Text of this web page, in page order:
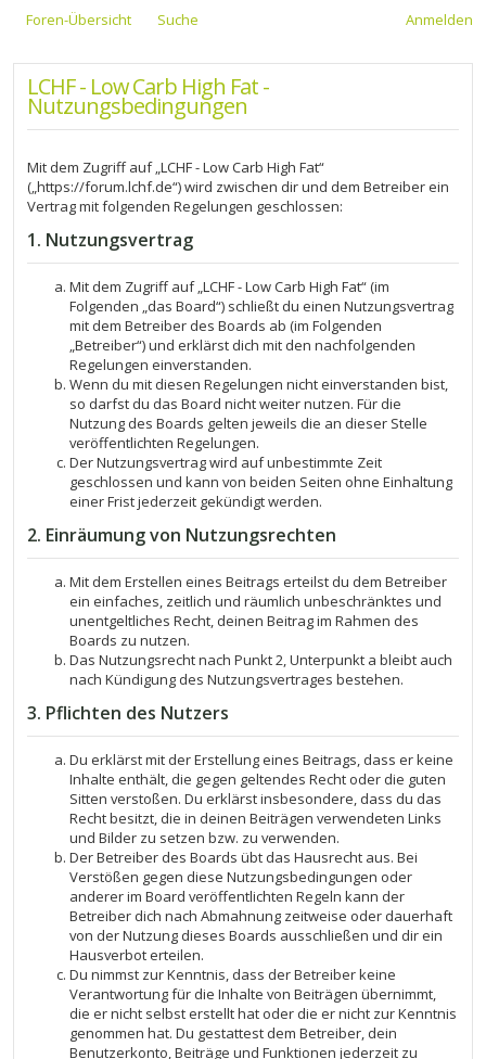
Foren-Übersicht Suche Anmelden
LCHF - Low Carb High Fat -
Nutzungsbedingungen
Mit dem Zugriff auf „LCHF - Low Carb High Fat“
(„https://forum.lchf.de“) wird zwischen dir und dem Betreiber ein
Vertrag mit folgenden Regelungen geschlossen:
1. Nutzungsvertrag
Mit dem Zugriff auf „LCHF - Low Carb High Fat“ (im
Folgenden „das Board“) schließt du einen Nutzungsvertrag
mit dem Betreiber des Boards ab (im Folgenden
„Betreiber“) und erklärst dich mit den nachfolgenden
Regelungen einverstanden.
Wenn du mit diesen Regelungen nicht einverstanden bist,
so darfst du das Board nicht weiter nutzen. Für die
Nutzung des Boards gelten jeweils die an dieser Stelle
veröffentlichten Regelungen.
Der Nutzungsvertrag wird auf unbestimmte Zeit
geschlossen und kann von beiden Seiten ohne Einhaltung
einer Frist jederzeit gekündigt werden.
2. Einräumung von Nutzungsrechten
Mit dem Erstellen eines Beitrags erteilst du dem Betreiber
ein einfaches, zeitlich und räumlich unbeschränktes und
unentgeltliches Recht, deinen Beitrag im Rahmen des
Boards zu nutzen.
Das Nutzungsrecht nach Punkt 2, Unterpunkt a bleibt auch
nach Kündigung des Nutzungsvertrages bestehen.
3. Pflichten des Nutzers
Du erklärst mit der Erstellung eines Beitrags, dass er keine
Inhalte enthält, die gegen geltendes Recht oder die guten
Sitten verstoßen. Du erklärst insbesondere, dass du das
Recht besitzt, die in deinen Beiträgen verwendeten Links
und Bilder zu setzen bzw. zu verwenden.
Der Betreiber des Boards übt das Hausrecht aus. Bei
Verstößen gegen diese Nutzungsbedingungen oder
anderer im Board veröffentlichten Regeln kann der
Betreiber dich nach Abmahnung zeitweise oder dauerhaft
von der Nutzung dieses Boards ausschließen und dir ein
Hausverbot erteilen.
Du nimmst zur Kenntnis, dass der Betreiber keine
Verantwortung für die Inhalte von Beiträgen übernimmt,
die er nicht selbst erstellt hat oder die er nicht zur Kenntnis
genommen hat. Du gestattest dem Betreiber, dein
Benutzerkonto, Beiträge und Funktionen jederzeit zu